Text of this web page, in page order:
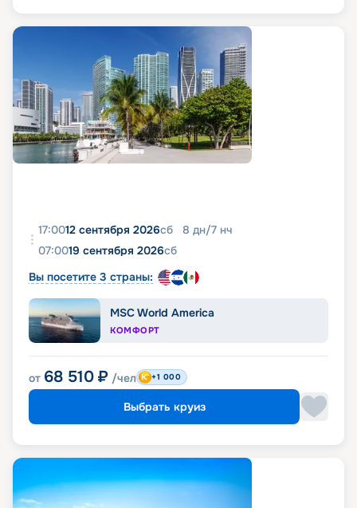
17:0012 сентября 2026сб 8 дн/7 нч
07:0019 сентября 2026сб
Вы посетите 3 страны:
MSC World America
КОМФОРТ
от 68 510 ₽ /чел +1 000
Выбрать круиз